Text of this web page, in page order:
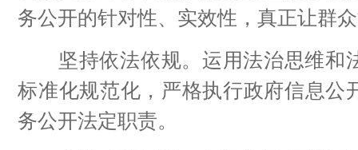
务公开的针对性、实效性，真正让群
坚持依法依规。运用法治思维和
标准化规范化，严格执行政府信息公
务公开法定职责。